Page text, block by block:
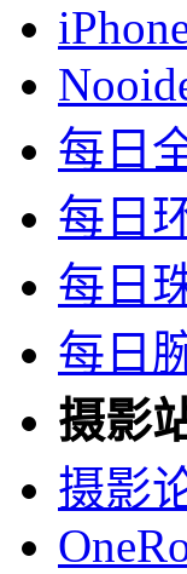
每日
每日
每日
每日
摄影
摄影